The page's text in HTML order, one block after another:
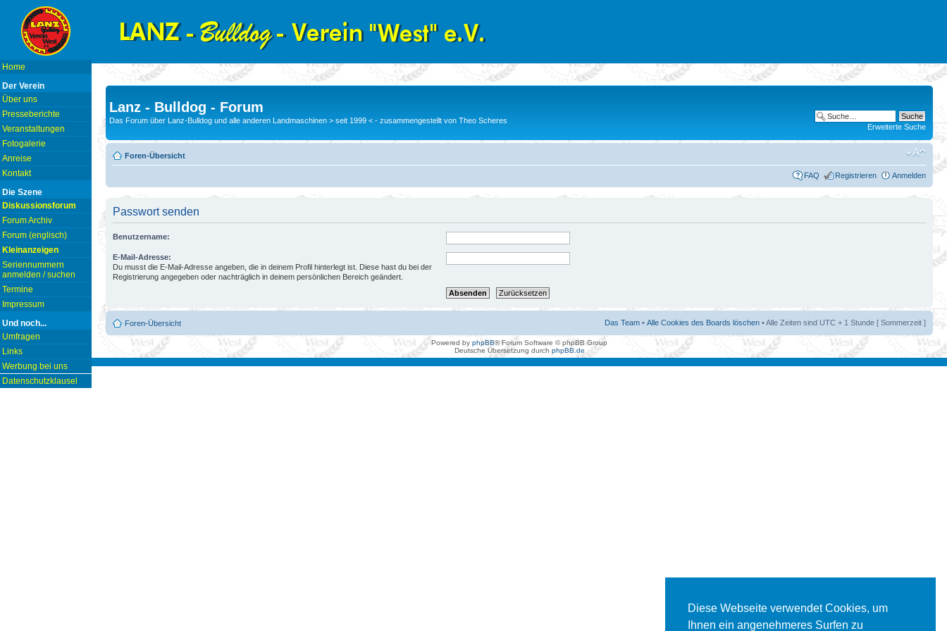
Diese Webseite verwendet Cookies, um
Ihnen ein angenehmeres Surfen zu
Home
Der Verein
Über uns
Presseberichte
Veranstaltungen
Fotogalerie
Anreise
Kontakt
Die Szene
Diskussionsforum
Forum Archiv
Forum (englisch)
Kleinanzeigen
Seriennummern
anmelden / suchen
Termine
Impressum
Und noch...
Umfragen
Links
Werbung bei uns
Datenschutzklausel
Lanz - Bulldog - Forum
Das Forum über Lanz-Bulldog und alle anderen Landmaschinen > seit 1999 < - zusammengestellt von Theo Scheres
Erweiterte Suche
Foren-Übersicht
FAQ Registrieren Anmelden
Passwort senden
Benutzername:
E-Mail-Adresse:
Du musst die E-Mail-Adresse angeben, die in deinem Profil hinterlegt ist. Diese hast du bei der
Registrierung angegeben oder nachträglich in deinem persönlichen Bereich geändert.
Foren-Übersicht Das Team • Alle Cookies des Boards löschen • Alle Zeiten sind UTC + 1 Stunde [ Sommerzeit ]
Powered by phpBB® Forum Software © phpBB Group
Deutsche Übersetzung durch phpBB.de